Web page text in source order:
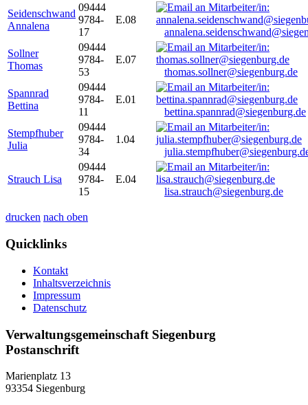
Seidenschwand
Annalena
09444
9784-
17
E.08
Sollner
Thomas
09444
9784-
53
E.07
thomas.sollner@siegenburg.de
Spannrad
Bettina
09444
9784-
11
E.01
bettina.spannrad@siegenburg.de
Stempfhuber
Julia
09444
9784-
34
1.04
Strauch Lisa
09444
9784-
15
E.04
lisa.strauch@siegenburg.de
drucken nach oben
Quicklinks
Kontakt
Inhaltsverzeichnis
Impressum
Datenschutz
Verwaltungsgemeinschaft Siegenburg
Postanschrift
Marienplatz 13
93354 Siegenburg